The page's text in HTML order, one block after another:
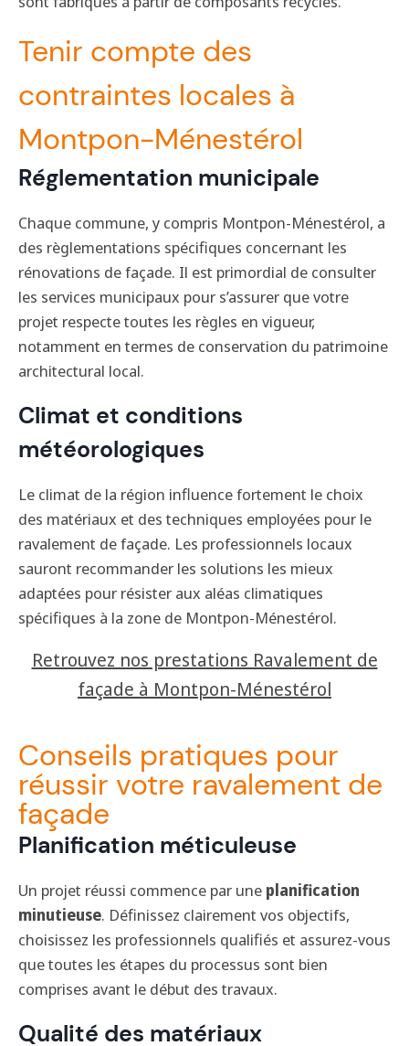
Tenir compte des
contraintes locales à
Montpon-Ménestérol
Réglementation municipale
Chaque commune, y compris Montpon-Ménestérol, a
des règlementations spécifiques concernant les
rénovations de façade. Il est primordial de consulter
les services municipaux pour s’assurer que votre
projet respecte toutes les règles en vigueur,
notamment en termes de conservation du patrimoine
architectural local.
Climat et conditions
météorologiques
Le climat de la région influence fortement le choix
des matériaux et des techniques employées pour le
ravalement de façade. Les professionnels locaux
sauront recommander les solutions les mieux
adaptées pour résister aux aléas climatiques
spécifiques à la zone de Montpon-Ménestérol.
Retrouvez nos prestations Ravalement de
façade à Montpon-Ménestérol
Conseils pratiques pour
réussir votre ravalement de
façade
Planification méticuleuse
Un projet réussi commence par une planification
minutieuse. Définissez clairement vos objectifs,
choisissez les professionnels qualifiés et assurez-vous
que toutes les étapes du processus sont bien
comprises avant le début des travaux.
Qualité des matériaux